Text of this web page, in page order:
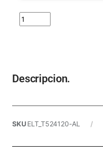
Descripcion.
SKUELT_T524120-AL